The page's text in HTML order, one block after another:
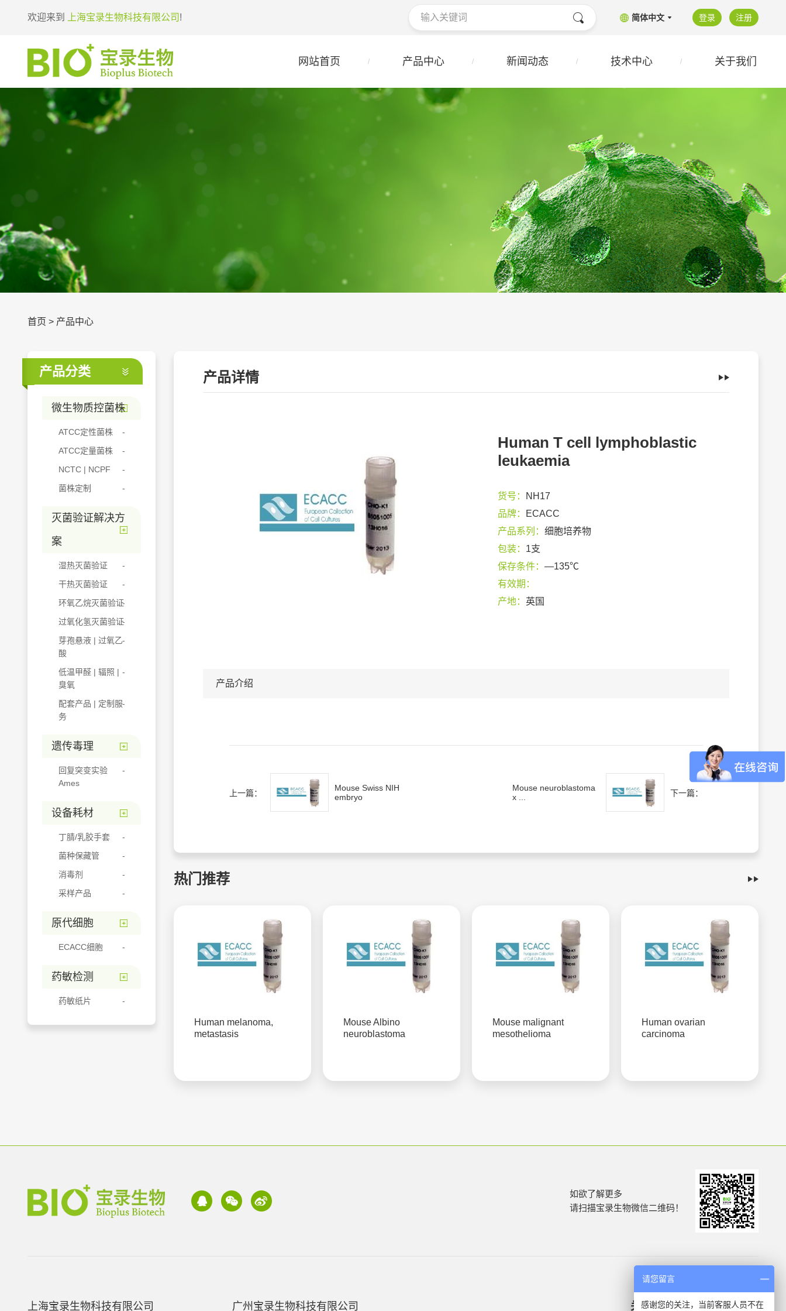
欢迎来到 上海宝录生物科技有限公司 ! 简体中文 登录 注册
网站首页 产品中心 新闻动态 技术中心 关于我们
首页 > 产品中心
产品分类
微生物质控菌株
ATCC定性菌株
ATCC定量菌株
NCTC | NCPF
菌株定制
灭菌验证解决方
案
湿热灭菌验证
干热灭菌验证
环氧乙烷灭菌验证
过氧化氢灭菌验证
芽孢悬液 | 过氧乙
酸
低温甲醛 | 辐照 |
臭氧
配套产品 | 定制服
务
遗传毒理
回复突变实验
Ames
设备耗材
丁腈/乳胶手套
菌种保藏管
消毒剂
采样产品
原代细胞
ECACC细胞
药敏检测
药敏纸片
产品详情
Human T cell lymphoblastic
leukaemia
货号：
NH17
品牌：
ECACC
产品系列： 细胞培养物
包装： 1支
保存条件： —135℃
有效期：
产地： 英国
产品介绍
上一篇：
Mouse Swiss NIH
embryo
Mouse neuroblastoma
x ...
下一篇：
热门推荐
Human melanoma,
metastasis
Mouse Albino
neuroblastoma
Mouse malignant
mesothelioma
Human ovarian
carcinoma
如欲了解更多
请扫描宝录生物微信二维码！
上海宝录生物科技有限公司 广州宝录生物科技有限公司 关于我们 产品信息
请您留言
感谢您的关注，当前客服人员不在